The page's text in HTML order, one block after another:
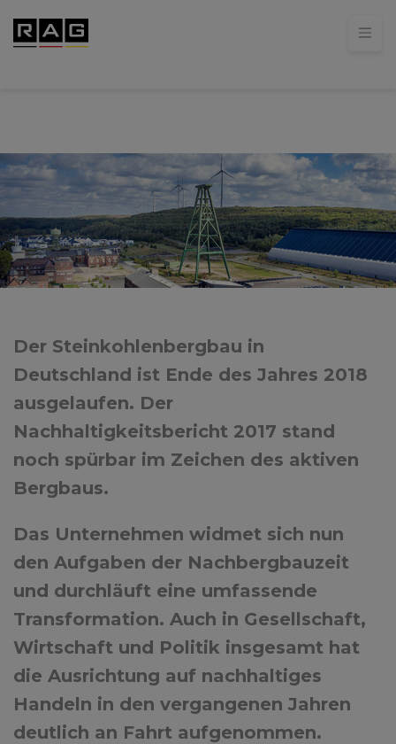
Der Steinkohlenbergbau in
Deutschland ist Ende des Jahres 2018
ausgelaufen. Der
Nachhaltigkeitsbericht 2017 stand
noch spürbar im Zeichen des aktiven
Bergbaus.
Das Unternehmen widmet sich nun
den Aufgaben der Nachbergbauzeit
und durchläuft eine umfassende
Transformation. Auch in Gesellschaft,
Wirtschaft und Politik insgesamt hat
die Ausrichtung auf nachhaltiges
Handeln in den vergangenen Jahren
deutlich an Fahrt aufgenommen.